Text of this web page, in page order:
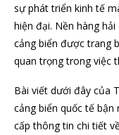
sự phát triển kinh tế
hiện đại. Nền hàng
cảng biển được trang
quan trọng trong việc
Bài viết dưới đây của
cảng biển quốc tế bận
cấp thông tin chi tiết